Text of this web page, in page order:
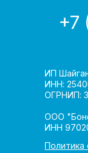
Политика
ИП
ИНН:
ОГРНИП:
ООО
ИНН
+7